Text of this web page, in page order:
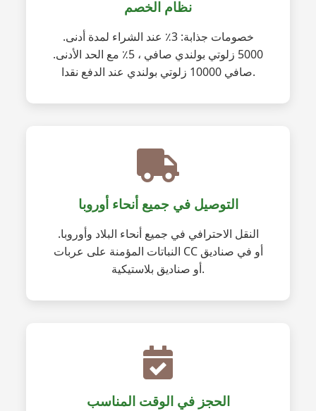
نظام الخصم
خصومات جذابة: 3٪ عند الشراء لمدة أدنى.
5000 زلوتي بولندي صافي ، 5٪ مع الحد الأدنى.
صافي 10000 زلوتي بولندي عند الدفع نقدا.
التوصيل في جميع أنحاء أوروبا
النقل الاحترافي في جميع أنحاء البلاد وأوروبا.
النباتات المؤمنة على عربات CC أو في صناديق
أو صناديق بلاستيكية.
الحجز في الوقت المناسب